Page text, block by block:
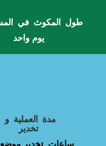
طول المكوث في
يوم واحد
مدة العملية و
تخدير